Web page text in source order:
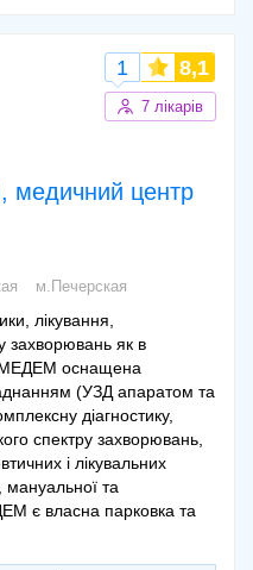
медичний центр
1 8,1
7 лікарів
м.Печерская
лікування,
захворювань як в
МЕДЕМ оснащена
(УЗД апаратом та
діагностику,
спектру захворювань,
і лікувальних
мануальної та
є власна парковка та